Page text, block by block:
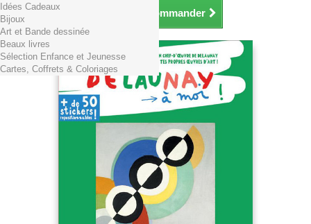
Continuer mes achats Commander
Idées Cadeaux
Bijoux
Art et Bande dessinée
Beaux livres
Sélection Enfance et Jeunesse
Cartes, Coffrets & Coloriages